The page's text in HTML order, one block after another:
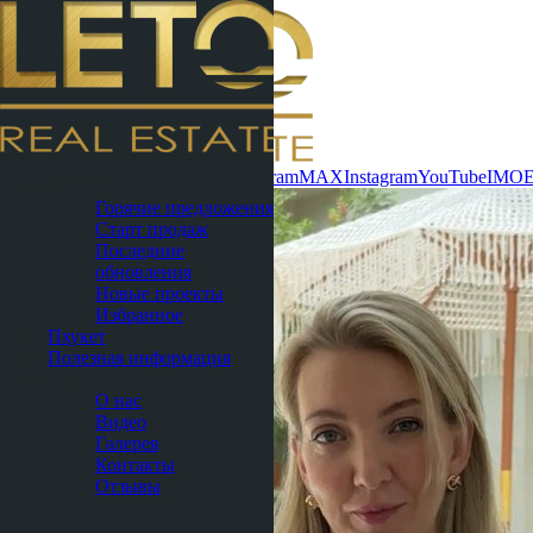
TelegramMAXInstagramYouTubeIMO
Горячие предложения
Старт продаж
Последние
обновления
Новые проекты
Избранное
Пхукет
Полезная информация
О нас
Видео
Галерея
Контакты
Отзывы